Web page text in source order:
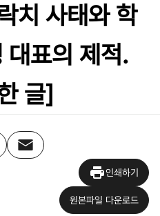
치 사태와 학
대표의 제적.
글]
인쇄하기
원본파일 다운로드